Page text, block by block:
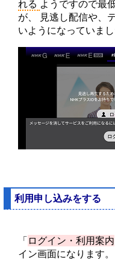
れる ようですので最
が、 見逃し配信や、
いようになっていまし
利用申し込みをする
「 ログイン・利用案内
イン画面になります